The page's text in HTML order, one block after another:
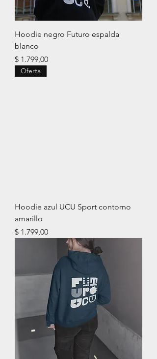
Hoodie negro Futuro espalda
blanco
Precio
$ 1.799,00
Oferta
Hoodie azul UCU Sport contorno
amarillo
Precio
$ 1.799,00